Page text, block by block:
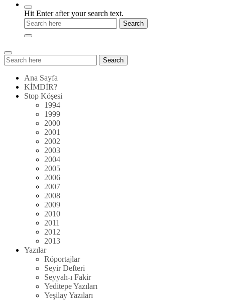
Hit Enter after your search text.
Search
for:
Search
Ana Sayfa
KİMDİR?
Stop Köşesi
1994
1999
2000
2001
2002
2003
2004
2005
2006
2007
2008
2009
2010
2011
2012
2013
Yazılar
Röportajlar
Seyir Defteri
Seyyah-ı Fakir
Yeditepe Yazıları
Yeşilay Yazıları